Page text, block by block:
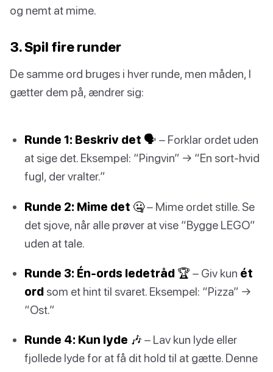
og nemt at mime.
3. Spil fire runder
De samme ord bruges i hver runde, men måden, I
gætter dem på, ændrer sig:
Runde 1: Beskriv det 🗣️ – Forklar ordet uden
at sige det. Eksempel: “Pingvin” → “En sort-hvid
fugl, der vralter.”
Runde 2: Mime det 🤐– Mime ordet stille. Se
det sjove, når alle prøver at vise “Bygge LEGO”
uden at tale.
Runde 3: Én-ords ledetråd 🏆 – Giv kun ét
ord som et hint til svaret. Eksempel: “Pizza” →
“Ost.”
Runde 4: Kun lyde 🎶 – Lav kun lyde eller
fjollede lyde for at få dit hold til at gætte. Denne